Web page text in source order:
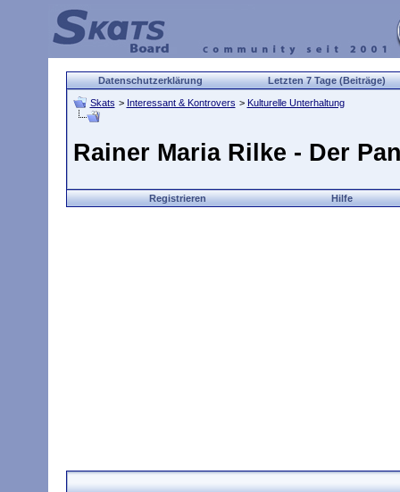
Datenschutzerklärung Letzten 7 Tage (Beiträge)
Skats > Interessant & Kontrovers > Kulturelle Unterhaltung
Rainer Maria Rilke - Der
Registrieren Hilfe